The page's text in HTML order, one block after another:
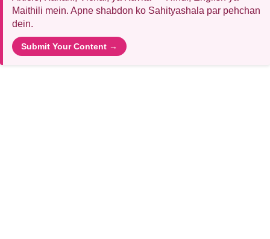
Maithili mein. Apne shabdon ko Sahityashala par pehchan
dein.
Submit Your Content →